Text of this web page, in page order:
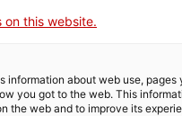
éléments historiques,
on this website.
information about web use, pages
you got to the web. This
the web and to improve its